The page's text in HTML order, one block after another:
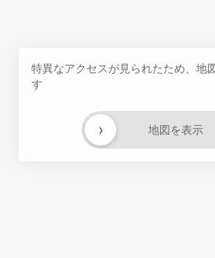
特異なアクセスが見られたため、地
す
地図を表示
›